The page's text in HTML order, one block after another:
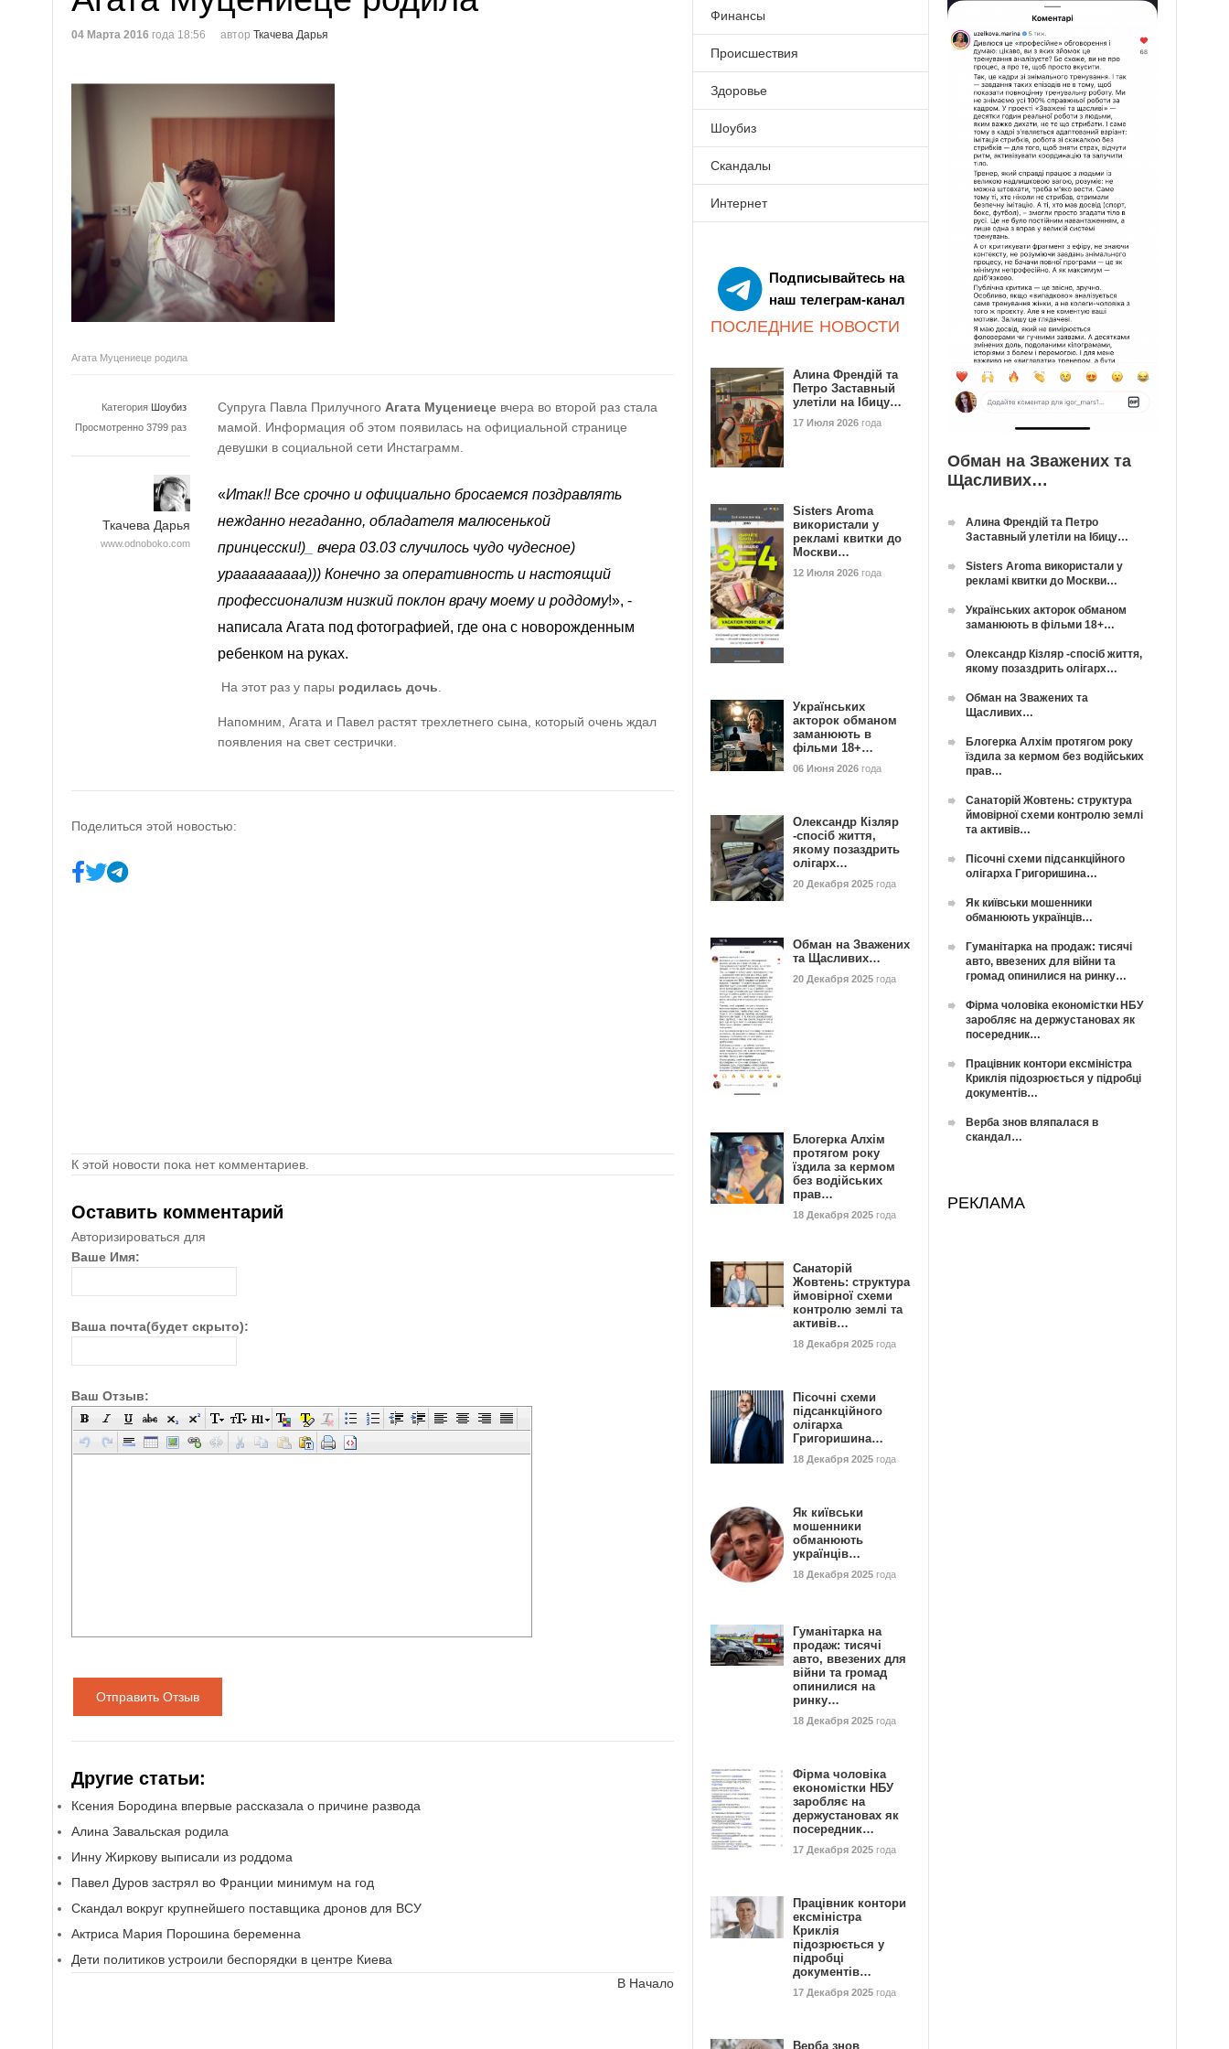
04 Марта 2016 года 18:56 автор Ткачева Дарья
Агата Муцениеце родила
Категория Шоубиз
Просмотренно 3799 раз
Ткачева Дарья
www.odnoboko.com
Супруга Павла Прилучного Агата Муцениеце вчера во второй раз стала
мамой. Информация об этом появилась на официальной странице
девушки в социальной сети Инстаграмм.
«Итак!! Все срочно и официально бросаемся поздравлять
нежданно негаданно, обладателя малюсенькой
принцесски!)
вчера 03.03 случилось чудо чудесное)
урааааааааа))) Конечно за оперативность и настоящий
профессионализм низкий поклон врачу моему и роддому!», -
написала Агата под фотографией, где она с новорожденным
ребенком на руках.
На этот раз у пары родилась дочь
Напомним, Агата и Павел растят трехлетнего сына, который очень ждал
появления на свет сестрички.
Поделиться этой новостью:
К этой новости пока нет комментариев.
Оставить комментарий
Авторизироваться для
Ваше Имя:
Ваша почта(будет скрыто):
Ваш Отзыв:
Отправить Отзыв
Другие статьи:
Ксения Бородина впервые рассказала о причине развода
Алина Завальская родила
Инну Жиркову выписали из роддома
Павел Дуров застрял во Франции минимум на год
Скандал вокруг крупнейшего поставщика дронов для ВСУ
Актриса Мария Порошина беременна
Дети политиков устроили беспорядки в центре Киева
В Начало
Финансы
Происшествия
Здоровье
Шоубиз
Скандалы
Интернет
Подписывайтесь на
наш телеграм-канал
ПОСЛЕДНИЕ НОВОСТИ
Алина Френдій та
Петро Заставный
улетіли на Ібицу…
17 Июля 2026 года
Sisters Aroma
використали у
рекламі квитки до
Москви…
12 Июля 2026 года
Українських
акторок обманом
заманюють в
фільми 18+…
06 Июня 2026 года
Олександр Кізляр
-спосіб життя,
якому позаздрить
олігарх…
20 Декабря 2025 года
Обман на Зважених
та Щасливих…
20 Декабря 2025 года
Блогерка Алхім
протягом року
їздила за кермом
без водійських
прав…
18 Декабря 2025 года
Санаторій
Жовтень: структура
ймовірної схеми
контролю землі та
активів…
18 Декабря 2025 года
Пісочні схеми
підсанкційного
олігарха
Григоришина…
18 Декабря 2025 года
Як київськи
мошенники
обманюють
українців…
18 Декабря 2025 года
Гуманітарка на
продаж: тисячі
авто, ввезених для
війни та громад
опинилися на
ринку…
18 Декабря 2025 года
Фірма чоловіка
економістки НБУ
заробляє на
держустановах як
посередник…
17 Декабря 2025 года
Працівник контори
ексміністра
Криклія
підозрюється у
підробці
документів…
17 Декабря 2025 года
Верба знов
Обман на Зважених та
Щасливих…
Алина Френдій та Петро
Заставный улетіли на Ібицу…
Sisters Aroma використали у
рекламі квитки до Москви…
Українських акторок обманом
заманюють в фільми 18+…
Олександр Кізляр -спосіб життя,
якому позаздрить олігарх…
Обман на Зважених та
Щасливих…
Блогерка Алхім протягом року
їздила за кермом без водійських
прав…
Санаторій Жовтень: структура
ймовірної схеми контролю землі
та активів…
Пісочні схеми підсанкційного
олігарха Григоришина…
Як київськи мошенники
обманюють українців…
Гуманітарка на продаж: тисячі
авто, ввезених для війни та
громад опинилися на ринку…
Фірма чоловіка економістки НБУ
заробляє на держустановах як
посередник…
Працівник контори ексміністра
Криклія підозрюється у підробці
документів…
Верба знов вляпалася в
скандал…
РЕКЛАМА